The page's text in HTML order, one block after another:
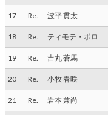
17 Re. 波平 貫太
18 Re. ティモテ・ポロ
19 Re. 吉丸 蒼馬
20 Re. 小牧 春咲
21 Re. 岩本 兼尚